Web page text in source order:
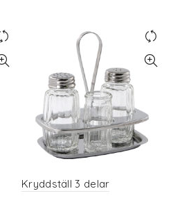
Kryddställ 3 delar